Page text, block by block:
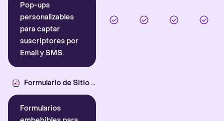
Pop-ups
personalizables
para captar
suscriptores por
Email y SMS.
Formulario de Sitio Web
Formularios